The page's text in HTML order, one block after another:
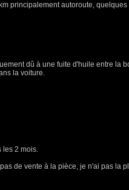
principalement autoroute, quelques
dû à une fuite d'huile entre
la voiture.
les 2 mois.
de vente à la pièce, je n'ai pas la